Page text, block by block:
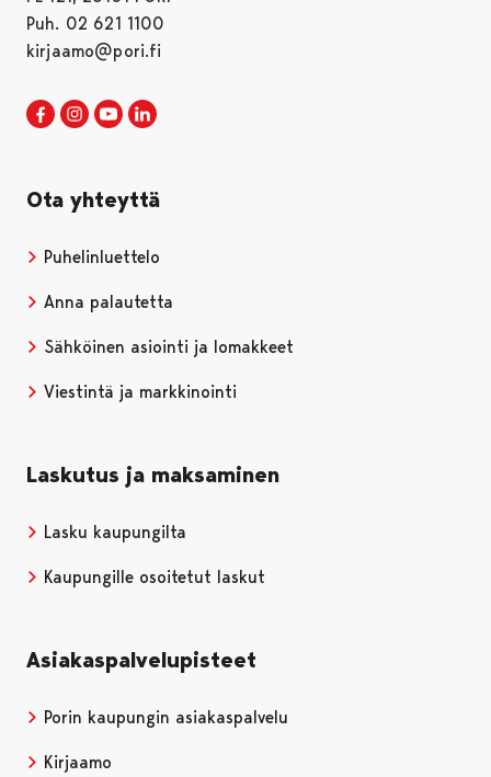
Puh. 02 621 1100
kirjaamo@pori.fi
Porin kaupunki Facebookissa
Avautuu uudessa välilehdessä
Porin kaupunki Instagramissa
Avautuu uudessa välilehdessä
Porin kaupunki Youtubessa
Avautuu uudessa välilehdessä
Ota yhteyttä
Puhelinluettelo
Anna palautetta
Sähköinen asiointi ja lomakkeet
Viestintä ja markkinointi
Laskutus ja maksaminen
Lasku kaupungilta
Kaupungille osoitetut laskut
Asiakaspalvelupisteet
Porin kaupungin asiakaspalvelu
Kirjaamo